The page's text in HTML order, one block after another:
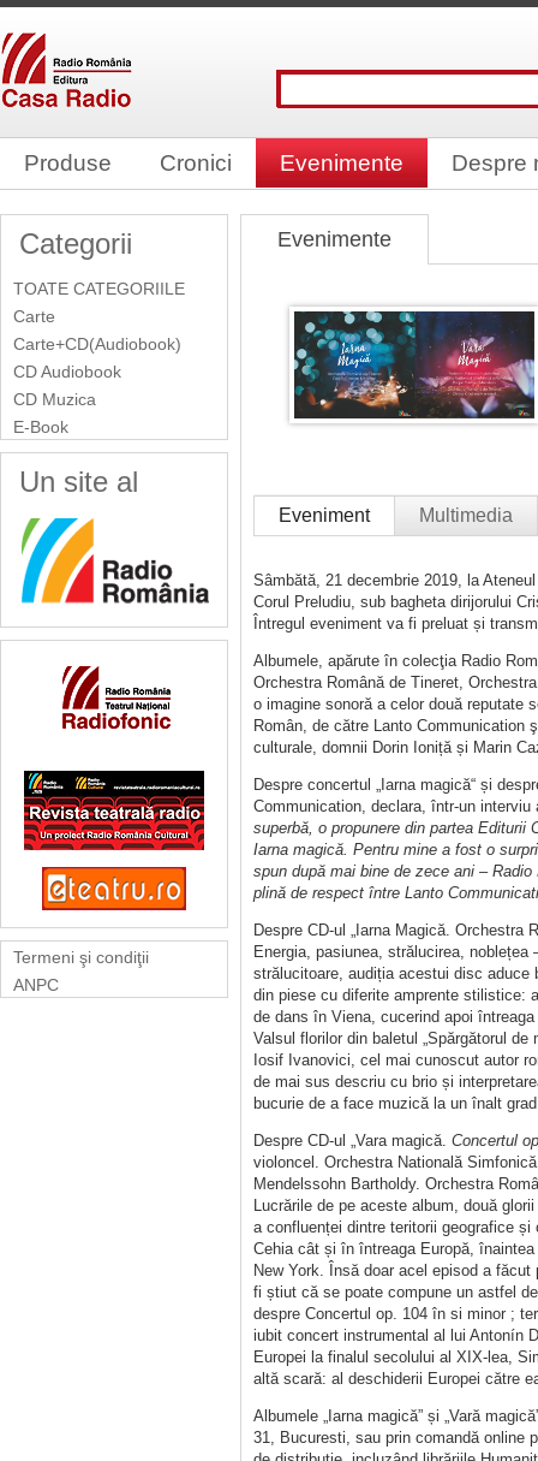
Produse Cronici Evenimente Despre
Categorii
TOATE CATEGORIILE
Carte
Carte+CD(Audiobook)
CD Audiobook
CD Muzica
E-Book
Un site al
Termeni şi condiţii
ANPC
Evenimente
Eveniment Multimedia
Sâmbătă, 21 decembrie 2019, la
Corul Preludiu, sub bagheta dirijorului
Întregul eveniment va fi preluat și
Albumele, apărute în colecţia Radio
Orchestra Română de Tineret,
o imagine sonoră a celor două reputate
Român, de către Lanto Communication
culturale, domnii Dorin Ioniță și Marin
Despre concertul „Iarna magică“ și
Communication, declara, într-un
superbă, o propunere din partea Editurii
Iarna magică. Pentru mine a fost o
spun după mai bine de zece ani –
plină de respect între Lanto
Despre CD-ul „Iarna Magică. Orchestra
Energia, pasiunea, strălucirea,
strălucitoare, audiția acestui disc
din piese cu diferite amprente stilistice:
de dans în Viena, cucerind apoi
Valsul florilor din baletul „Spărgătorul
Iosif Ivanovici, cel mai cunoscut autor
de mai sus descriu cu brio și
bucurie de a face muzică la un înalt
Despre CD-ul „Vara magică. Concertul
violoncel. Orchestra Natională
Mendelssohn Bartholdy. Orchestra
Lucrările de pe aceste album, două
a confluenței dintre teritorii geografice
Cehia cât și în întreaga Europă,
New York. Însă doar acel episod a
fi știut că se poate compune un astfel
despre Concertul op. 104 în si minor ;
iubit concert instrumental al lui Antonín
Europei la finalul secolului al XIX-lea,
altă scară: al deschiderii Europei către
Albumele „Iarna magică” și „Vară
31, Bucuresti, sau prin comandă online